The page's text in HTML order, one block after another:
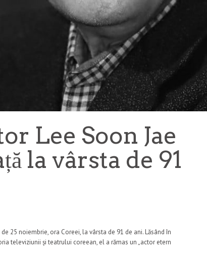
Lee Soon Jae
la vârsta de 91
25 noiembrie, ora Coreei, la vârsta de 91 de ani. Lăsând în
televiziunii și teatrului coreean, el a rămas un „actor etern